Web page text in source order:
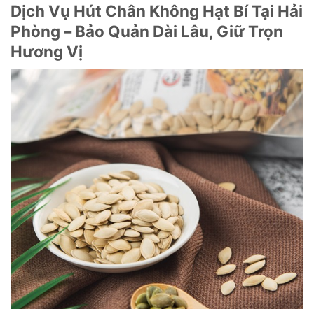
Dịch Vụ Hút Chân Không Hạt Bí Tại Hải
Phòng – Bảo Quản Dài Lâu, Giữ Trọn
Hương Vị